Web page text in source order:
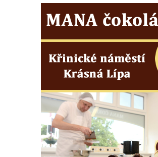
Kříž u kostela Nanebevzetí Panny Marie na
Strání
Kříž u severní zdi kostela Nalezení svatého
Kříže ve Frýdlantu
Kříž na Křížové cestě na Křížovém vrchu ve
Frýdlantu
Centrální kříž hřbitova ve Sloupu v Čechách
Kříž u koryta náhonu na Chřibské Kamenici